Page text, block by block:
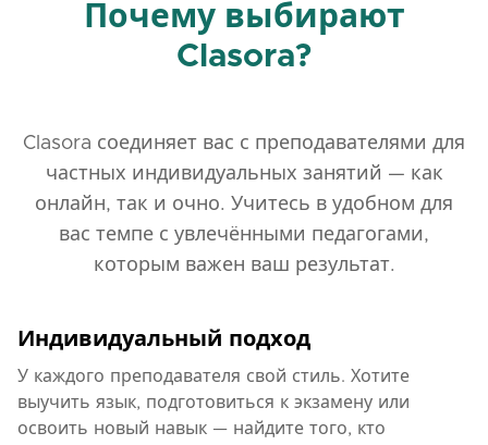
Почему выбирают
Clasora?
Clasora соединяет вас с преподавателями для
частных индивидуальных занятий — как
онлайн, так и очно. Учитесь в удобном для
вас темпе с увлечёнными педагогами,
которым важен ваш результат.
Индивидуальный подход
У каждого преподавателя свой стиль. Хотите
выучить язык, подготовиться к экзамену или
освоить новый навык — найдите того, кто